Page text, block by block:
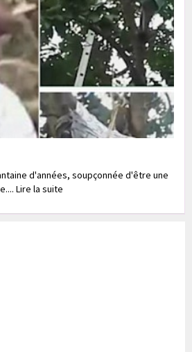
d'années, soupçonnée d'être une
Lire la suite